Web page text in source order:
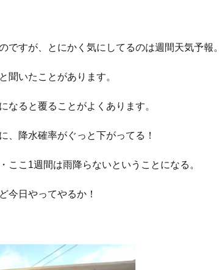
ですが、とにかく気にしてるのは週間天気予報。
聞いたことがあります。
なると覆ることがよくあります。
、降水確率がぐっと下がってる！
ここ1週間は雨降らないということになる。
今日やってやるか！